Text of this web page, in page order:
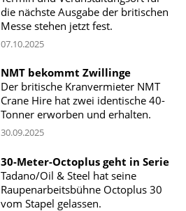
die nächste Ausgabe der britischen
Messe stehen jetzt fest.
07.10.2025
NMT bekommt Zwillinge
Der britische Kranvermieter NMT
Crane Hire hat zwei identische 40-
Tonner erworben und erhalten.
30.09.2025
30-Meter-Octoplus geht in Serie
Tadano/Oil & Steel hat seine
Raupenarbeitsbühne Octoplus 30
vom Stapel gelassen.